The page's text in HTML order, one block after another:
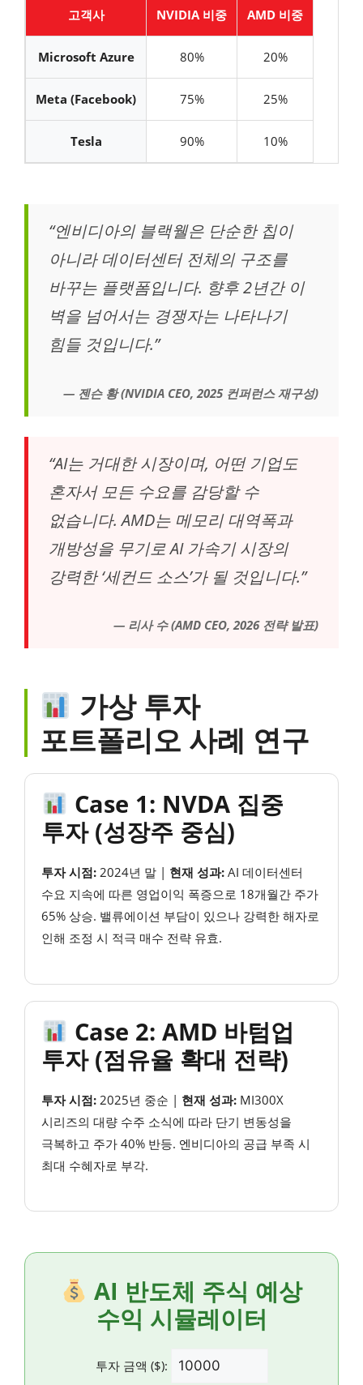
고객사 NVIDIA 비중 AMD 비중
Microsoft Azure 80% 20%
Meta (Facebook) 75% 25%
Tesla 90% 10%
“엔비디아의 블랙웰은 단순한 칩이
아니라 데이터센터 전체의 구조를
바꾸는 플랫폼입니다. 향후 2년간 이
벽을 넘어서는 경쟁자는 나타나기
힘들 것입니다.”
— 젠슨 황 (NVIDIA CEO, 2025 컨퍼런스 재구성)
“AI는 거대한 시장이며, 어떤 기업도
혼자서 모든 수요를 감당할 수
없습니다. AMD는 메모리 대역폭과
개방성을 무기로 AI 가속기 시장의
강력한 ‘세컨드 소스’가 될 것입니다.”
— 리사 수 (AMD CEO, 2026 전략 발표)
가상 투자
포트폴리오 사례 연구
Case 1: NVDA 집중
투자 (성장주 중심)
투자 시점: 2024년 말 | 현재 성과: AI 데이터센터
수요 지속에 따른 영업이익 폭증으로 18개월간 주가
65% 상승. 밸류에이션 부담이 있으나 강력한 해자로
인해 조정 시 적극 매수 전략 유효.
Case 2: AMD 바텀업
투자 (점유율 확대 전략)
투자 시점: 2025년 중순 | 현재 성과: MI300X
시리즈의 대량 수주 소식에 따라 단기 변동성을
극복하고 주가 40% 반등. 엔비디아의 공급 부족 시
최대 수혜자로 부각.
AI 반도체 주식 예상
수익 시뮬레이터
투자 금액 ($):